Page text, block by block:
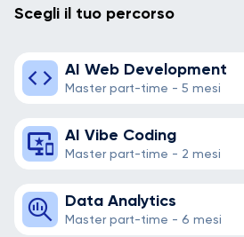
Scegli il tuo percorso
AI Web Development
Master part-time - 5 mesi
AI Vibe Coding
Master part-time - 2 mesi
Data Analytics
Master part-time - 6 mesi